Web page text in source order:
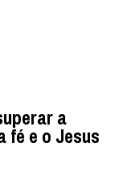
a
fé e o Jesus